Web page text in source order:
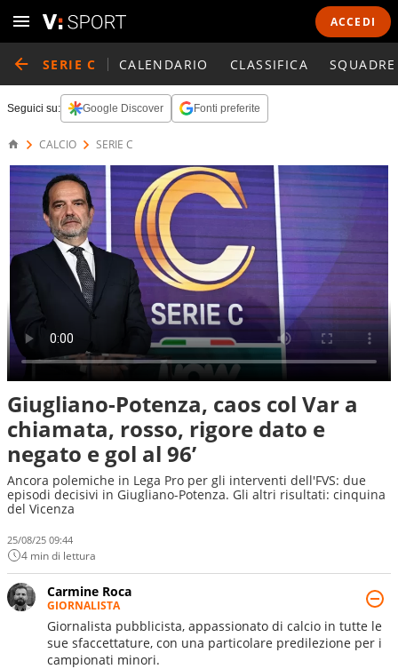
ACCEDI
SERIE C CALENDARIO CLASSIFICA SQUADRE
Seguici su: Google Discover Fonti preferite
CALCIO SERIE C
Giugliano-Potenza, caos col Var a
chiamata, rosso, rigore dato e
negato e gol al 96’
Ancora polemiche in Lega Pro per gli interventi dell'FVS: due
episodi decisivi in Giugliano-Potenza. Gli altri risultati: cinquina
del Vicenza
25/08/25 09:44
4 min di lettura
Carmine Roca
GIORNALISTA
Giornalista pubblicista, appassionato di calcio in tutte le
sue sfaccettature, con una particolare predilezione per i
campionati minori.